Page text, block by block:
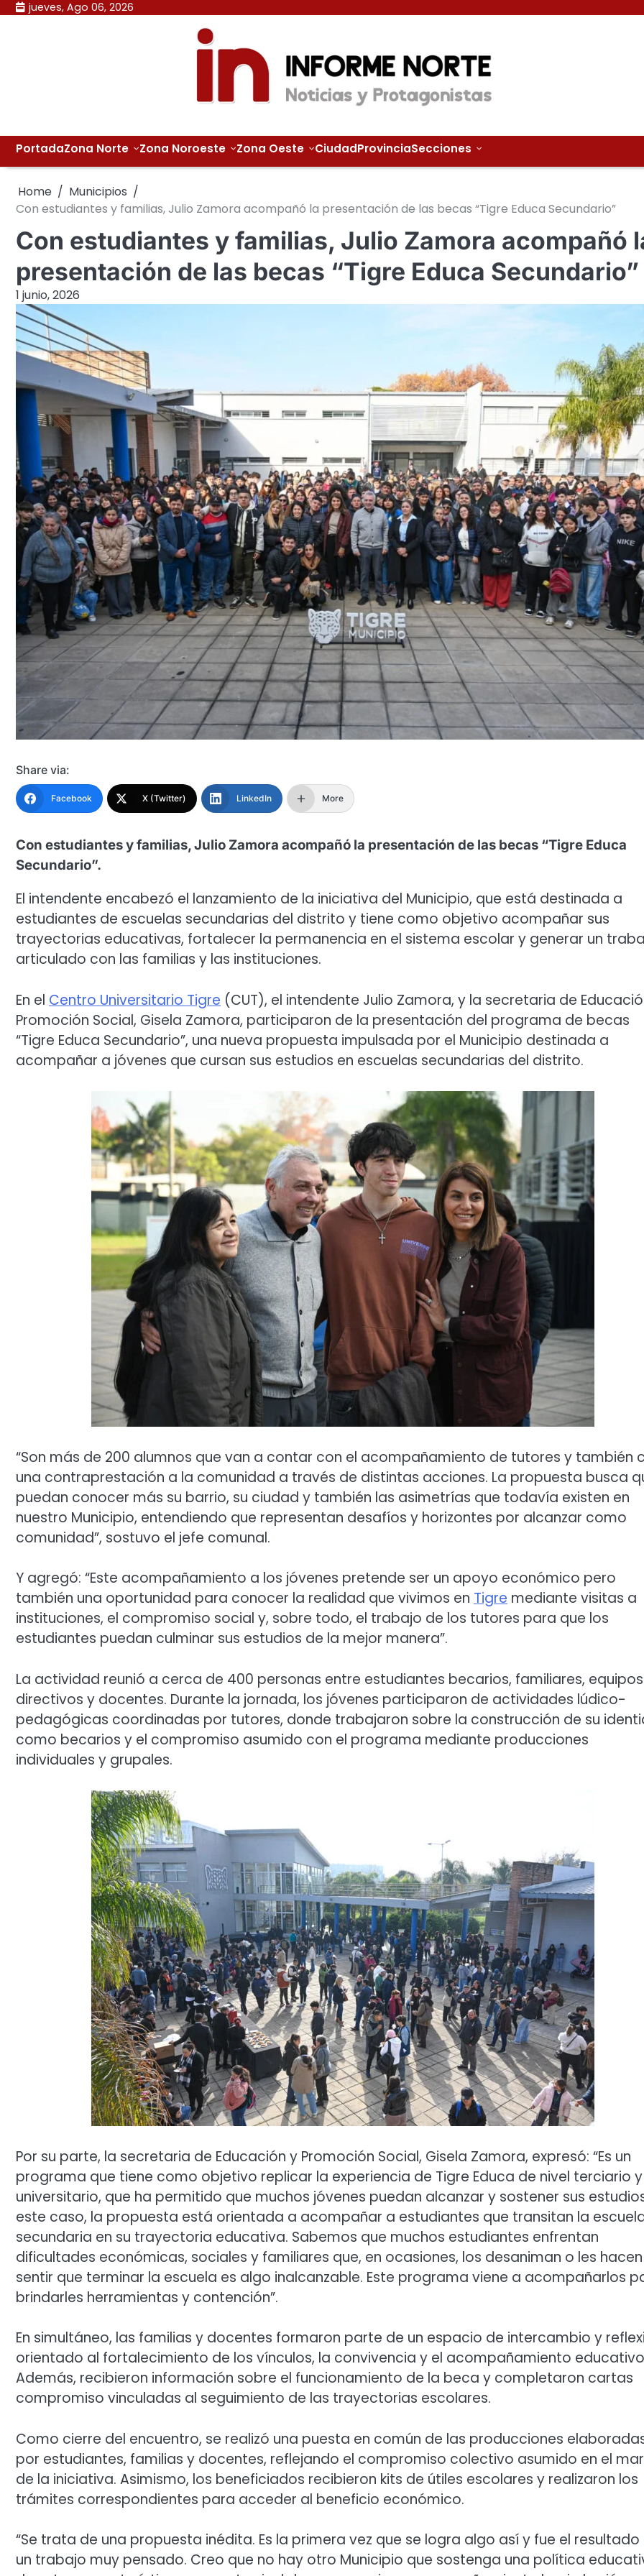
Skip jueves, Ago 06, 2026
PortadaZona Norte Zona Noroeste Zona Oeste CiudadProvinciaSecciones
Home
Municipios
Con estudiantes y familias, Julio Zamora acompañó la presentación de las becas “Tigre Educa Secundario”
Con estudiantes y familias, Julio Zamora acompañó
presentación de las becas “Tigre Educa Secundario”
1 junio, 2026
Share via:
Facebook X (Twitter) LinkedIn More
Con estudiantes y familias, Julio Zamora acompañó la presentación de las becas “Tigre Educa
Secundario”.
El intendente encabezó el lanzamiento de la iniciativa del Municipio, que está destinada a
estudiantes de escuelas secundarias del distrito y tiene como objetivo acompañar sus
trayectorias educativas, fortalecer la permanencia en el sistema escolar y generar un
articulado con las familias y las instituciones.
En el Centro Universitario Tigre (CUT), el intendente Julio Zamora, y la secretaria de
Promoción Social, Gisela Zamora, participaron de la presentación del programa de becas
“Tigre Educa Secundario”, una nueva propuesta impulsada por el Municipio destinada a
acompañar a jóvenes que cursan sus estudios en escuelas secundarias del distrito.
“Son más de 200 alumnos que van a contar con el acompañamiento de tutores y también
una contraprestación a la comunidad a través de distintas acciones. La propuesta busca
puedan conocer más su barrio, su ciudad y también las asimetrías que todavía existen en
nuestro Municipio, entendiendo que representan desafíos y horizontes por alcanzar como
comunidad”, sostuvo el jefe comunal.
Y agregó: “Este acompañamiento a los jóvenes pretende ser un apoyo económico pero
también una oportunidad para conocer la realidad que vivimos en Tigre mediante visitas a
instituciones, el compromiso social y, sobre todo, el trabajo de los tutores para que los
estudiantes puedan culminar sus estudios de la mejor manera”.
La actividad reunió a cerca de 400 personas entre estudiantes becarios, familiares, equipos
directivos y docentes. Durante la jornada, los jóvenes participaron de actividades lúdico-
pedagógicas coordinadas por tutores, donde trabajaron sobre la construcción de su
como becarios y el compromiso asumido con el programa mediante producciones
individuales y grupales.
Por su parte, la secretaria de Educación y Promoción Social, Gisela Zamora, expresó: “Es un
programa que tiene como objetivo replicar la experiencia de Tigre Educa de nivel terciario y
universitario, que ha permitido que muchos jóvenes puedan alcanzar y sostener sus
este caso, la propuesta está orientada a acompañar a estudiantes que transitan la
secundaria en su trayectoria educativa. Sabemos que muchos estudiantes enfrentan
dificultades económicas, sociales y familiares que, en ocasiones, los desaniman o les hacen
sentir que terminar la escuela es algo inalcanzable. Este programa viene a acompañarlos
brindarles herramientas y contención”.
En simultáneo, las familias y docentes formaron parte de un espacio de intercambio y
orientado al fortalecimiento de los vínculos, la convivencia y el acompañamiento
Además, recibieron información sobre el funcionamiento de la beca y completaron cartas
compromiso vinculadas al seguimiento de las trayectorias escolares.
Como cierre del encuentro, se realizó una puesta en común de las producciones
por estudiantes, familias y docentes, reflejando el compromiso colectivo asumido en el
de la iniciativa. Asimismo, los beneficiados recibieron kits de útiles escolares y realizaron los
trámites correspondientes para acceder al beneficio económico.
“Se trata de una propuesta inédita. Es la primera vez que se logra algo así y fue el resultado
un trabajo muy pensado. Creo que no hay otro Municipio que sostenga una política